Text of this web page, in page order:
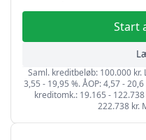
Start
Saml. kreditbeløb: 100.000
3,55 - 19,95 %. ÅOP: 4,57 -
kreditomk.: 19.165 -
222.738 kr.